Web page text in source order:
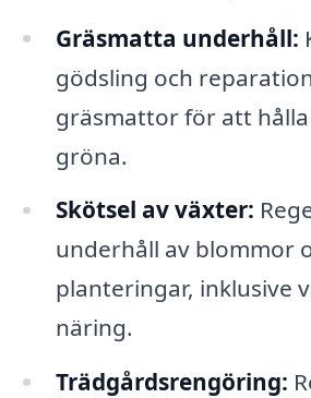
Gräsmatta underhåll:
gödsling och
gräsmattor för att
gröna.
Skötsel av växter:
underhåll av blommor
planteringar, inklusive
näring.
Trädgårdsrengöring: